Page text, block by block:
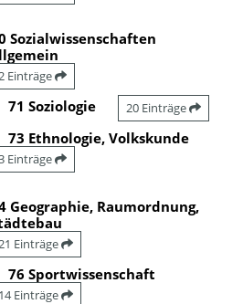
Sozialwissenschaften
Einträge
71 Soziologie 20 Einträge
73 Ethnologie, Volkskunde
Einträge
Geographie, Raumordnung,
Einträge
76 Sportwissenschaft
14 Einträge